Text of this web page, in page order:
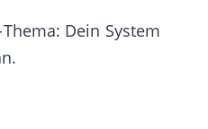
: Dein System